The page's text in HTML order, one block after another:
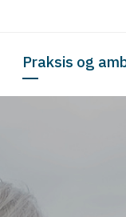
Praksis og